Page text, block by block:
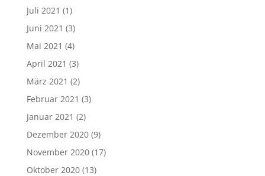
Juli 2021 (1)
Juni 2021 (3)
Mai 2021 (4)
April 2021 (3)
März 2021 (2)
Februar 2021 (3)
Januar 2021 (2)
Dezember 2020(9)
November 2020(17)
Oktober 2020(13)